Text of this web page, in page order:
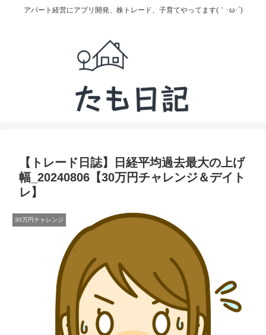
アパート経営にアプリ開発、株トレード、子育てやってます(｀･ω･´)
【トレード日誌】日経平均過去最大の上げ
幅_20240806【30万円チャレンジ＆デイト
レ】
30万円チャレンジ